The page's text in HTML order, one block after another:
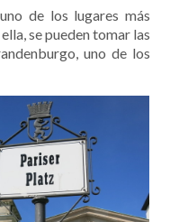
de los lugares más
se pueden tomar las
uno de los